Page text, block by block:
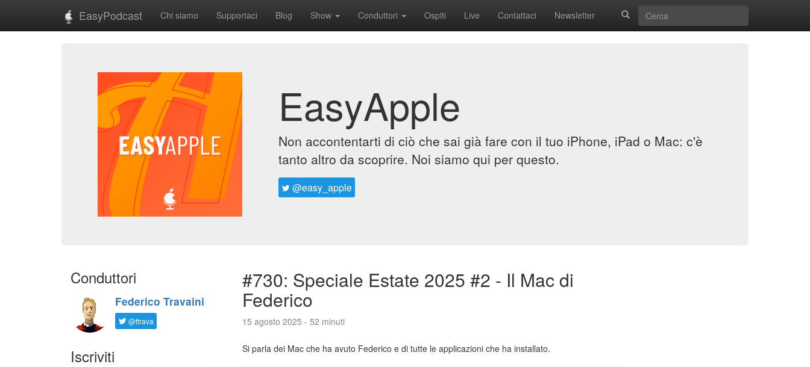
EasyPodcast Chi siamo Supportaci Blog Show Conduttori Ospiti Live Contattaci Newsletter
EasyApple
Non accontentarti di ciò che sai già fare con il tuo iPhone, iPad o Mac: c'è
tanto altro da scoprire. Noi siamo qui per questo.
@easy_apple
Conduttori
Federico Travaini
@ftrava
Iscriviti
#730: Speciale Estate 2025 #2 - Il Mac di
Federico
15 agosto 2025 - 52 minuti
Si parla dei Mac che ha avuto Federico e di tutte le applicazioni che ha installato.